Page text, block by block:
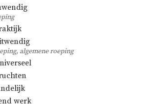
algemene roeping
werk
het woord ‘bekering’
voor een overgang van
en ketterijen tot de
van de waarheid (
van de ene staat tot de